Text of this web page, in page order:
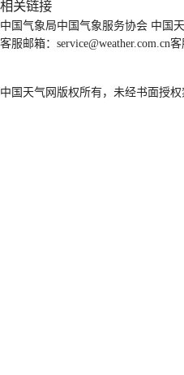
相关链接
中国气象局中国气象服务协会 中国
客服邮箱： service@weather.com.cn客
中国天气网版权所有，未经书面